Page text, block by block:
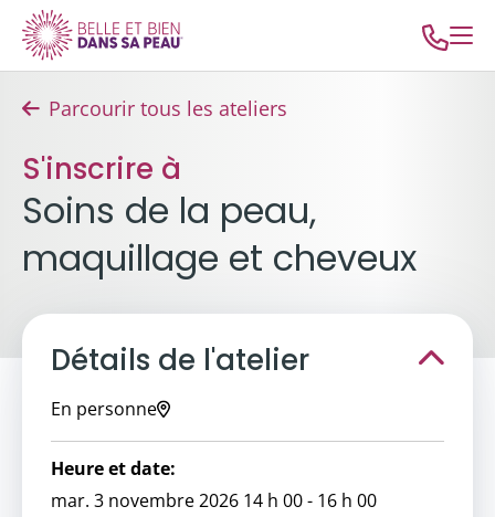
Parcourir tous les ateliers
S'inscrire à
Soins de la peau,
maquillage et cheveux
Détails de l'atelier
En personne
Heure et date:
mar. 3 novembre 2026 14 h 00 - 16 h 00